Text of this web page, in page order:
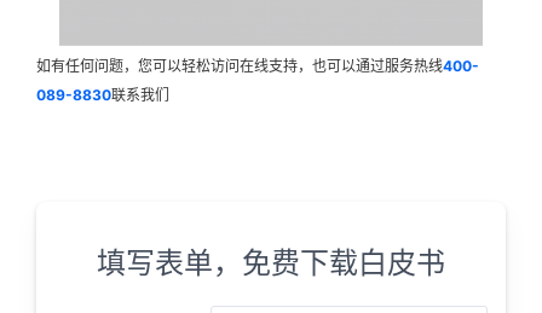
如有任何问题，您可以轻松访问在线支持，也可以通过服务热线400-
089-8830联系我们
填写表单，免费下载白皮书